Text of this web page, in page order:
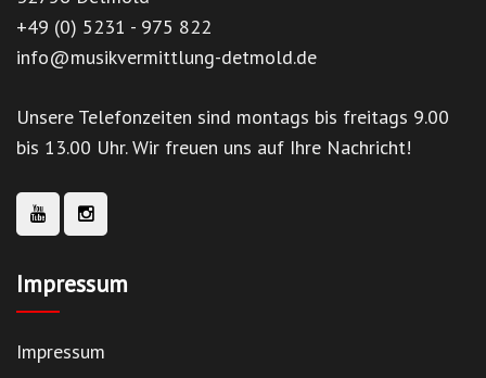
+49 (0) 5231 - 975 822
info@musikvermittlung-detmold.de
Unsere Telefonzeiten sind montags bis freitags 9.00
bis 13.00 Uhr. Wir freuen uns auf Ihre Nachricht!
Impressum
Impressum